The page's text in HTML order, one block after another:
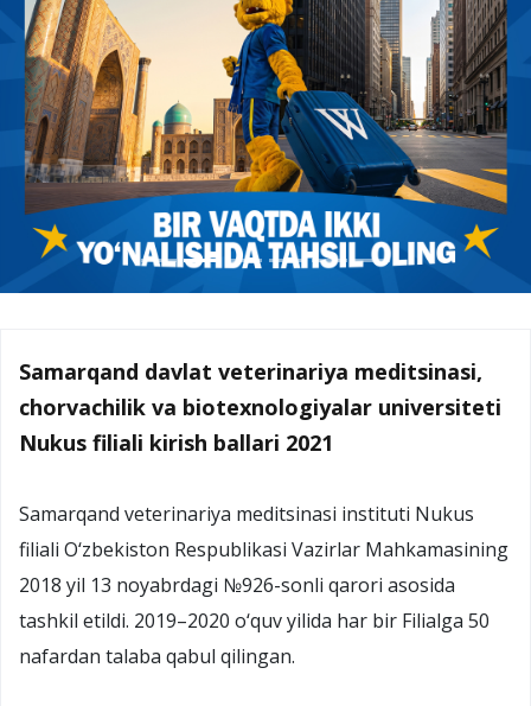
Samarqand davlat veterinariya meditsinasi,
chorvachilik va biotexnologiyalar universiteti
Nukus filiali kirish ballari 2021
Samarqand veterinariya meditsinasi instituti Nukus
filiali O‘zbekiston Respublikasi Vazirlar Mahkamasining
2018 yil 13 noyabrdagi №926-sonli qarori asosida
tashkil etildi. 2019–2020 o‘quv yilida har bir Filialga 50
nafardan talaba qabul qilingan.